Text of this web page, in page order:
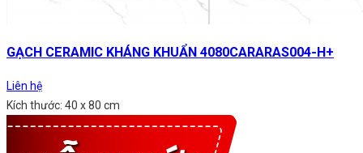
GẠCH CERAMIC KHÁNG KHUẨN 4080CARARAS004-H+
Liên hệ
Kích thước: 40 x 80 cm